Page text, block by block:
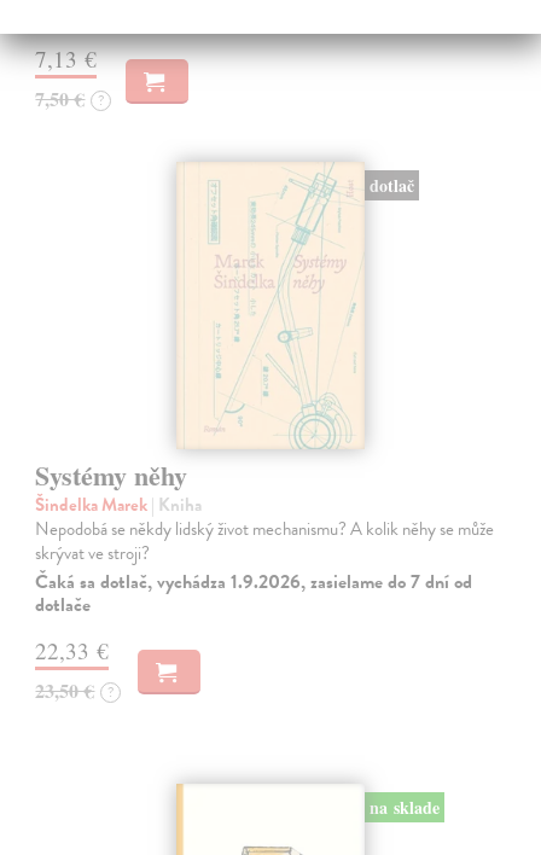
7,13 €
7,50 € ?
dotlač
Systémy něhy
Šindelka Marek| Kniha
Nepodobá se někdy lidský život mechanismu? A kolik něhy se může
skrývat ve stroji?
Čaká sa dotlač, vychádza 1.9.2026, zasielame do 7 dní od
dotlače
22,33 €
23,50 € ?
na sklade